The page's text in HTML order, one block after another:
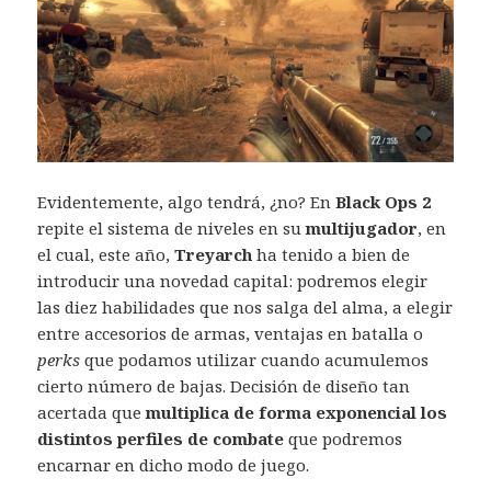
Evidentemente, algo tendrá, ¿no? EnBlack Ops 2
repite el sistema de niveles en sumultijugador, en
el cual, este año,Treyarchha tenido a bien de
introducir una novedad capital: podremos elegir
las diez habilidades que nos salga del alma, a elegir
entre accesorios de armas, ventajas en batalla o
perksque podamos utilizar cuando acumulemos
cierto número de bajas. Decisión de diseño tan
acertada quemultiplica de forma exponencial los
distintos perfiles de combate que podremos
encarnar en dicho modo de juego.